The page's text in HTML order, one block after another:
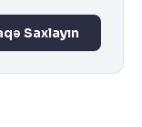
Saxlayın